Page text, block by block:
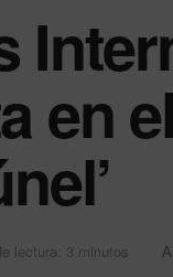
en
lectura: 3 minutos A